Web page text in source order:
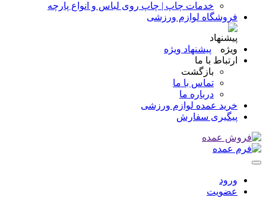
خدمات چاپ | چاپ روی لباس و انواع پارچه
فروشگاه لوازم ورزشی
پیشنهاد ویژه
ارتباط با ما
بازگشت
تماس با ما
درباره ما
خرید عمده لوازم ورزشی
پیگیری سفارش
ورود
عضویت